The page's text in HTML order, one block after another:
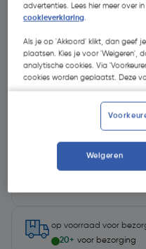
| Excl. btw €
Selecteer winkel - Bekijk
minuten op
op voorraad voor
20+ voor bezorging
advertenties. Lees hier meer over
cookieverklaring.
Als je op 'Akkoord' klikt, dan geef
plaatsen. Kies je voor 'Weigeren',
analytische cookies. Via
cookies worden geplaatst. Deze
Weigeren